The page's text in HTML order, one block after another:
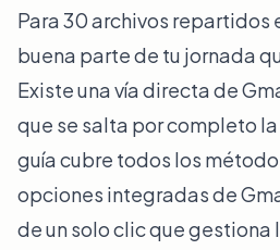
Para 30 archivos repartidos
buena parte de tu jornada
Existe una vía directa de
que se salta por completo
guía cubre todos los
opciones integradas de
de un solo clic que gestiona